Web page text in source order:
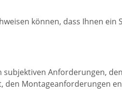
können, dass Ihnen ein
subjektiven Anforderungen,
den Montageanforderungen